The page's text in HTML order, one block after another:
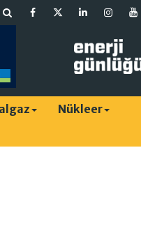
Nükleer